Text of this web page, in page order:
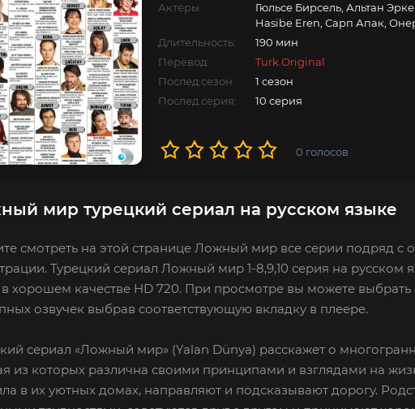
Актёры:
Гюльсе Бирсель, Альтан
Hasibe Eren, Сарп Апак,
Длительность:
190 мин
Перевод:
Turk.Original
Послед.сезон:
1 сезон
Послед.серия:
10 серия
0 голосов
мир турецкий сериал на русском языке
смотреть на этой странице Ложный мир все серии подряд с
Турецкий сериал Ложный мир 1-8,9,10 серия на русском
в хорошем качестве HD 720. При просмотре вы можете
озвучек выбрав соответствующую вкладку в плеере.
сериал «Ложный мир» (Yalan Dünya) расскажет о
из которых различна своими принципами и взглядами на
в их уютных домах, направляют и подсказывают дорогу.